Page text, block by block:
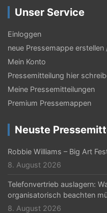
g
s
-
N
a
v
g
a
t
i
o
Unser Service
Einloggen
neue Pressemappe erstellen
Mein Konto
Pressemitteilung hier
Meine Pressemitteilungen
Premium Pressemappen
Neuste
Robbie Williams – Big Art
8. August 2026
Telefonvertrieb auslagern:
organisatorisch beachten
8. August 2026